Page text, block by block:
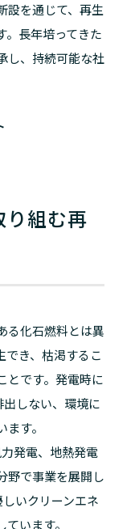
設を通じて、再生
。長年培ってきた
し、持続可能な社
り組む再
る化石燃料とは異
でき、枯渇するこ
とです。発電時に
出しない、環境に
す。
発電、地熱発電
野で事業を展開し
いクリーンエネ
います。